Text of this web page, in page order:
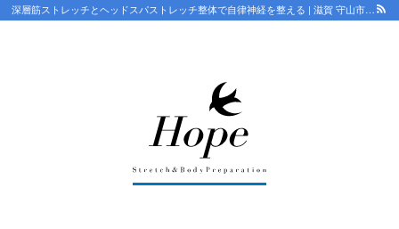
深層筋ストレッチとヘッドスパストレッチ整体で自律神経を整える | 滋賀 守山市整体HOPE【18年/口コミ4.8】骨盤から根本改善 ストレッチで優しく 守山で人気・おすすめ整体院